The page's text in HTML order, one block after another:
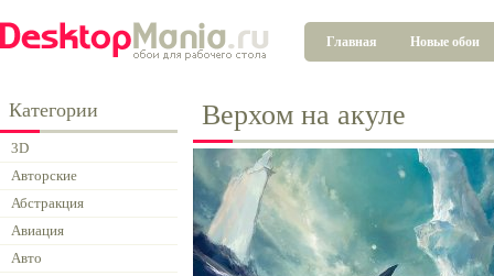
Главная Новые обои
Категории
3D
Авторские
Абстракция
Авиация
Авто
Верхом на акуле